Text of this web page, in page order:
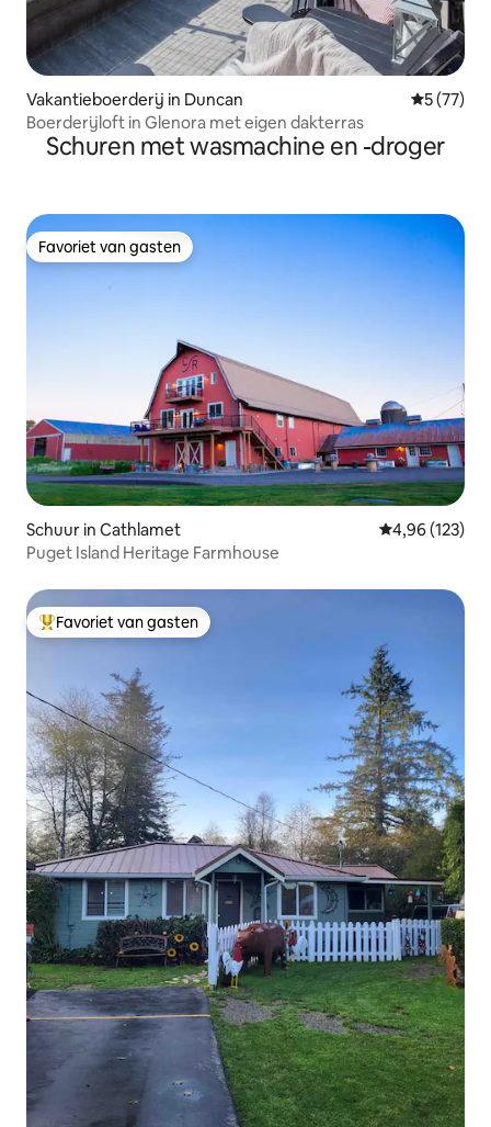
Vakantieboerderij in Duncan
5 (77)
Boerderijloft in Glenora met eigen dakterras
Schuren met wasmachine en -droger
Favoriet van gasten
Favoriet van gasten
Schuur in Cathlamet Gemiddelde
4,96 (123)
Puget Island Heritage Farmhouse
Topfavoriet van gasten
Favoriet van gasten